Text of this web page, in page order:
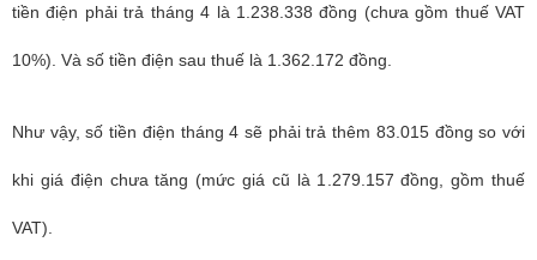
tiền điện phải trả tháng 4 là 1.238.338 đồng (chưa gồm thuế VAT
10%). Và số tiền điện sau thuế là 1.362.172 đồng.
Như vậy, số tiền điện tháng 4 sẽ phải trả thêm 83.015 đồng so với
khi giá điện chưa tăng (mức giá cũ là 1.279.157 đồng, gồm thuế
VAT).